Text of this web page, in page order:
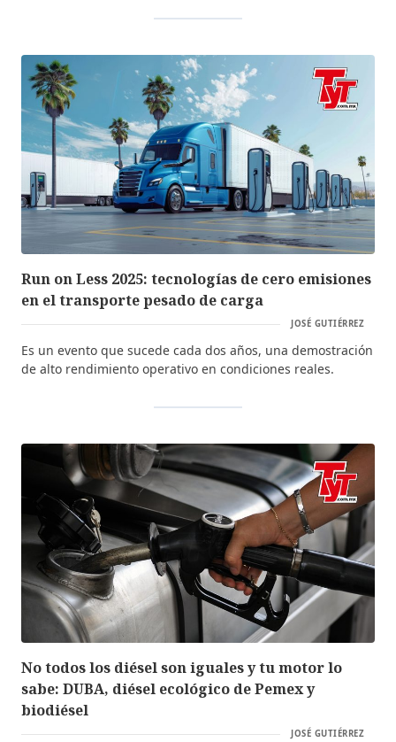
Run on Less 2025: tecnologías de cero emisiones
en el transporte pesado de carga
JOSÉ GUTIÉRREZ
Es un evento que sucede cada dos años, una demostración
de alto rendimiento operativo en condiciones reales.
No todos los diésel son iguales y tu motor lo
sabe: DUBA, diésel ecológico de Pemex y
biodiésel
JOSÉ GUTIÉRREZ